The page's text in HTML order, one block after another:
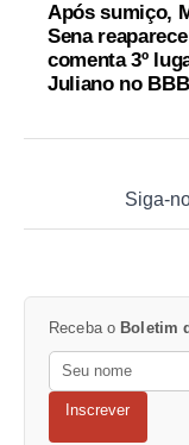
Após sumiço,
Sena
comenta 3º
Juliano no
Siga-
Receba o Boletim
Inscrever